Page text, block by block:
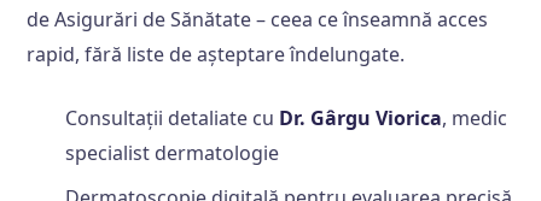
de Asigurări de Sănătate – ceea ce înseamnă acces
rapid, fără liste de așteptare îndelungate.
Consultații detaliate cu Dr. Gârgu Viorica, medic
specialist dermatologie